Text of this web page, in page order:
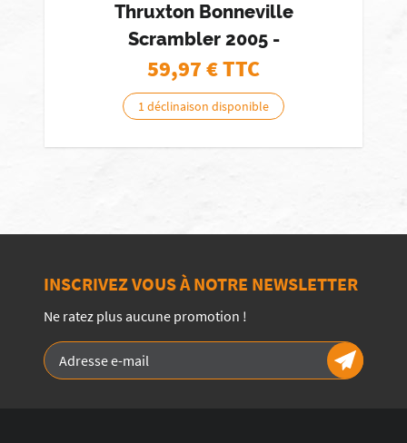
Thruxton Bonneville
Scrambler 2005 -
59,97 € TTC
1 déclinaison disponible
INSCRIVEZ VOUS À NOTRE NEWSLETTER
Ne ratez plus aucune promotion !